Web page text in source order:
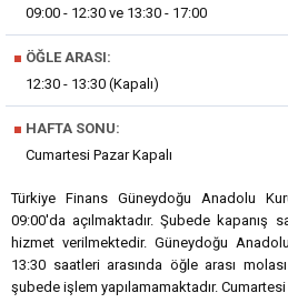
09:00 - 12:30 ve 13:30 - 17:00
■ ÖĞLE ARASI:
12:30 - 13:30 (Kapalı)
■ HAFTA SONU:
Cumartesi Pazar Kapalı
Türkiye Finans Güneydoğu Anadolu
09:00'da açılmaktadır. Şubede kapanış
hizmet verilmektedir. Güneydoğu
13:30 saatleri arasında öğle arası
şubede işlem yapılamamaktadır.